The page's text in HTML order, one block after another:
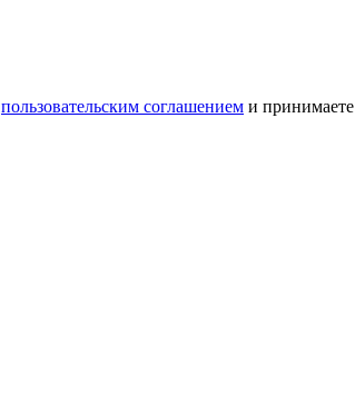
пользовательским соглашением и принимаете